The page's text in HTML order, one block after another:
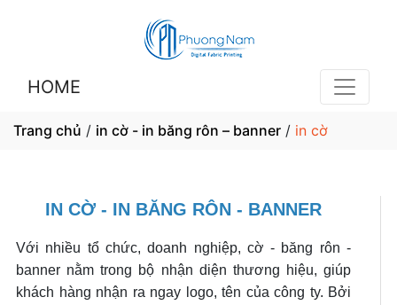
HOME
Trang chủ / in cờ - in băng rôn – banner / in cờ
IN CỜ - IN BĂNG RÔN - BANNER
Với nhiều tổ chức, doanh nghiệp, cờ - băng rôn -
banner nằm trong bộ nhận diện thương hiệu, giúp
khách hàng nhận ra ngay logo, tên của công ty. Bởi